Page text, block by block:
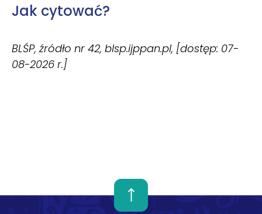
Jak cytować?
BLŚP, źródło nr 42, blsp.ijppan.pl, [dostęp: 07-
08-2026 r.]